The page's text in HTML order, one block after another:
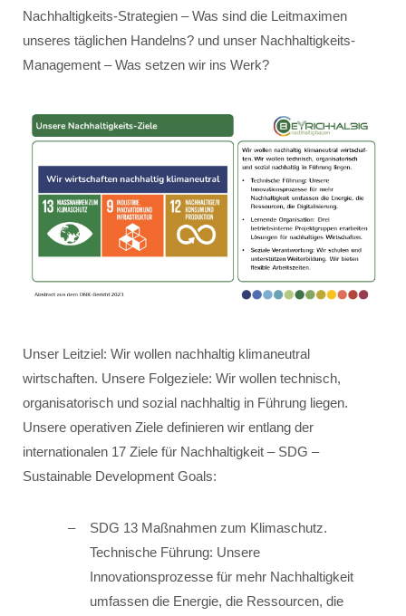
Nachhaltigkeits-Strategien – Was sind die Leitmaximen
unseres täglichen Handelns? und unser Nachhaltigkeits-
Management – Was setzen wir ins Werk?
Unser Leitziel: Wir wollen nachhaltig klimaneutral
wirtschaften. Unsere Folgeziele: Wir wollen technisch,
organisatorisch und sozial nachhaltig in Führung liegen.
Unsere operativen Ziele definieren wir entlang der
internationalen 17 Ziele für Nachhaltigkeit – SDG –
Sustainable Development Goals:
SDG 13 Maßnahmen zum Klimaschutz.
Technische Führung: Unsere
Innovationsprozesse für mehr Nachhaltigkeit
umfassen die Energie, die Ressourcen, die